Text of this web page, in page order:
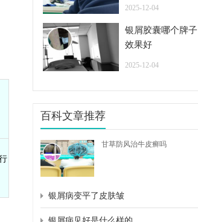
2025-12-04
银屑胶囊哪个牌子
效果好
2025-12-04
百科文章推荐
甘草防风治牛皮癣吗
银屑病变平了皮肤皱
银屑病见好是什么样的